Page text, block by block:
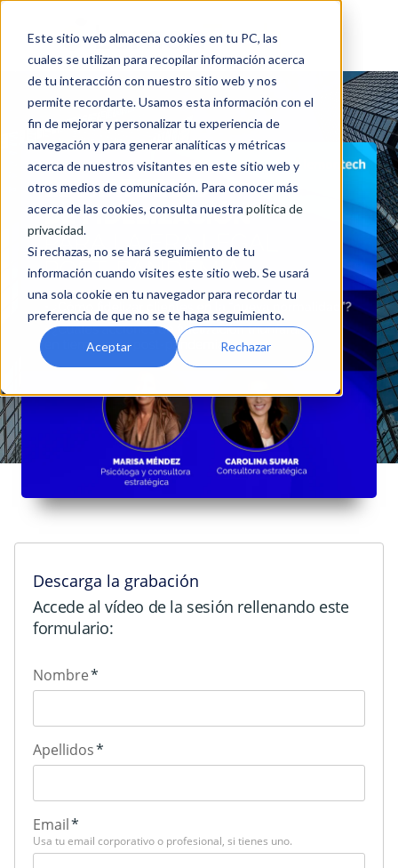
Este sitio web almacena cookies en tu PC, las
cuales se utilizan para recopilar información acerca
de tu interacción con nuestro sitio web y nos
permite recordarte. Usamos esta información con el
fin de mejorar y personalizar tu experiencia de
navegación y para generar analíticas y métricas
acerca de nuestros visitantes en este sitio web y
otros medios de comunicación. Para conocer más
acerca de las cookies, consulta nuestra política de
privacidad.
Si rechazas, no se hará seguimiento de tu
información cuando visites este sitio web. Se usará
una sola cookie en tu navegador para recordar tu
preferencia de que no se te haga seguimiento.
Aceptar Rechazar
Descarga la grabación
Accede al vídeo de la sesión rellenando este
formulario:
Nombre*
Apellidos*
Email*
Usa tu email corporativo o profesional, si tienes uno.